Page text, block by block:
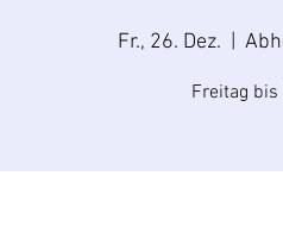
Fr., 26. Dez.
Freitag bis